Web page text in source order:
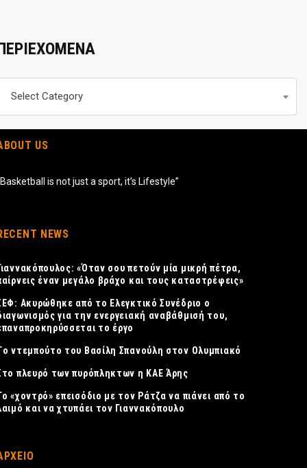
Select Category
US
is not just a sport, it’s Lifestyle”
NEWS
«Όταν σου πετούν μία μικρή πέτρα,
έναν μεγάλο βράχο και τους καταστρέφεις»
Ακυρώθηκε από το Ελεγκτικό Συνέδριο ο
για την ενεργειακή αναβάθμισή του,
το έργο
ντεμπούτο του Βασίλη Σπανούλη στον Ολυμπιακό
πλευρό των πυρόπληκτων η ΚΑΕ Άρης
«χοντρό» επεισόδιο με τον Ράτζα να πιάνει από το
και να χτυπάει τον Γιαννακόπουλο